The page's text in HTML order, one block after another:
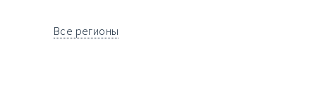
Все регионы